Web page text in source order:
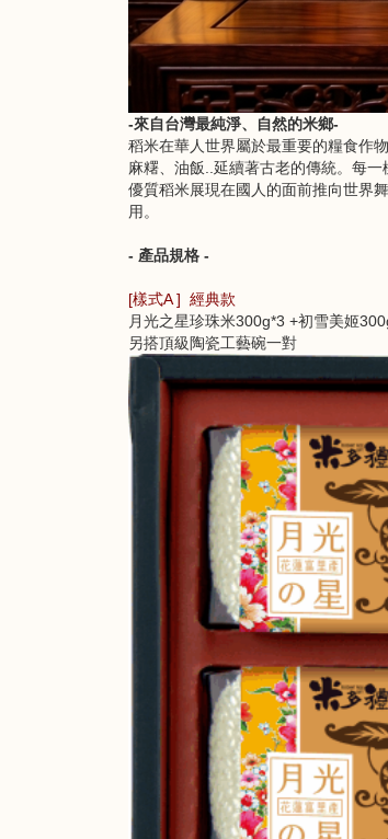
-來自台灣最純淨、自然的米鄉-
稻米在華人世界屬於最重要的糧食作
麻糬、油飯..延續著古老的傳統。 每一
優質稻米展現在國人的面前推向世界
用。
- 產品規格 -
[樣式A ] 經典款
月光之星珍珠米300g*3 +初雪美姬
另搭頂級陶瓷工藝碗一對